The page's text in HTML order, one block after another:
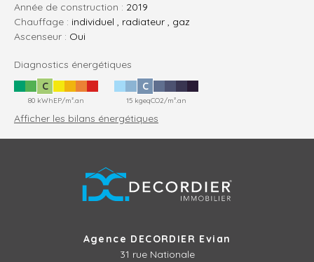
Année de construction : 2019
Chauffage : individuel , radiateur , gaz
Ascenseur : Oui
Diagnostics énergétiques
C
80 kWhEP/m².an
C
15 kgeqCO2/m².an
Afficher les bilans énergétiques
Agence DECORDIER Evian
31 rue Nationale